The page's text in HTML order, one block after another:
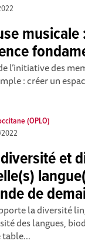
l’initiative des
: créer un
(OPLO)
et
de
la diversité
des langues,